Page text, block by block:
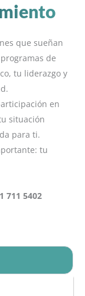
que sueñan
de
tu liderazgo y
en
situación
para ti.
tu
711 5402